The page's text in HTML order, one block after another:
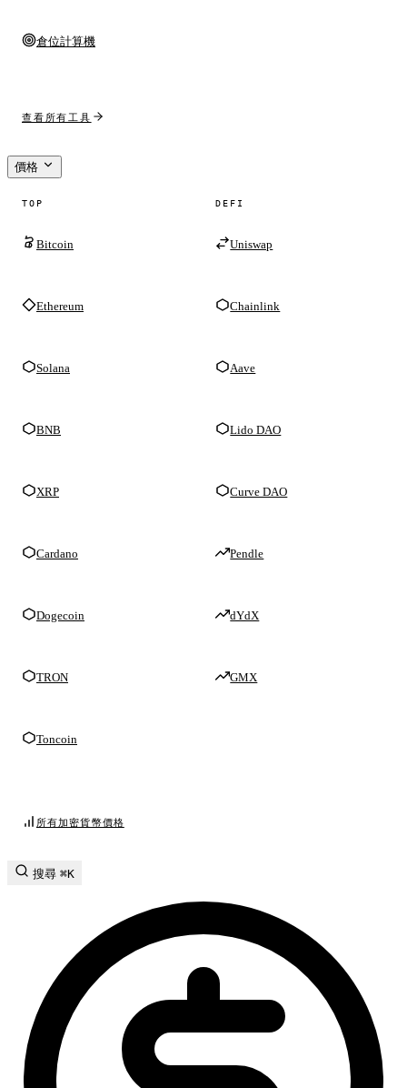
倉位計算機
查看所有工具
價格
TOP
Bitcoin
Ethereum
Solana
BNB
XRP
Cardano
Dogecoin
TRON
Toncoin
DEFI
Uniswap
Chainlink
Aave
Lido DAO
Curve DAO
Pendle
dYdX
GMX
所有加密貨幣價格
搜尋 ⌘K